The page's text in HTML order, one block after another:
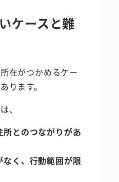
ケースと難
在がつかめるケー
ります。
、
所とのつながりがあ
なく、行動範囲が限